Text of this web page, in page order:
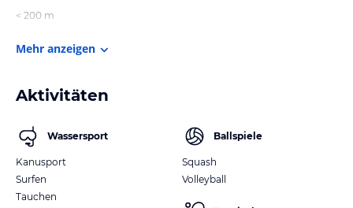
< 200 m
Mehr anzeigen
Aktivitäten
Wassersport
Kanusport
Surfen
Tauchen
Ballspiele
Squash
Volleyball